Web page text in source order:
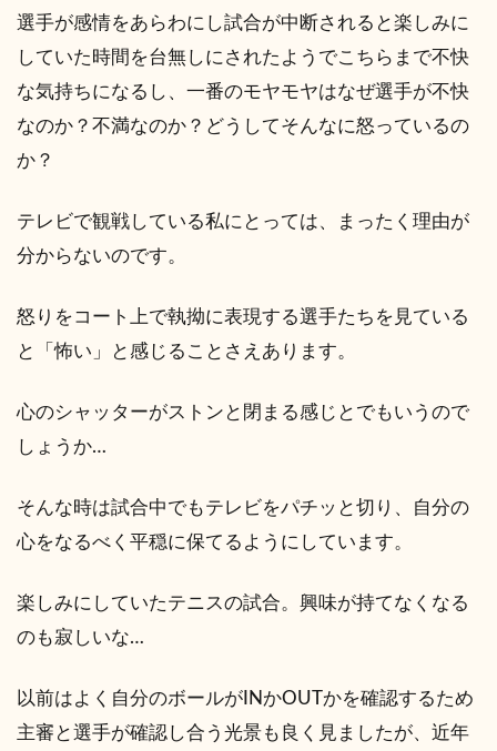
選手が感情をあらわにし試合が中断されると楽しみに
していた時間を台無しにされたようでこちらまで不快
な気持ちになるし、一番のモヤモヤはなぜ選手が不快
なのか？不満なのか？どうしてそんなに怒っているの
か？
テレビで観戦している私にとっては、まったく理由が
分からないのです。
怒りをコート上で執拗に表現する選手たちを見ている
と「怖い」と感じることさえあります。
心のシャッターがストンと閉まる感じとでもいうので
しょうか…
そんな時は試合中でもテレビをパチッと切り、自分の
心をなるべく平穏に保てるようにしています。
楽しみにしていたテニスの試合。興味が持てなくなる
のも寂しいな…
以前はよく自分のボールがINかOUTかを確認するため
主審と選手が確認し合う光景も良く見ましたが、近年